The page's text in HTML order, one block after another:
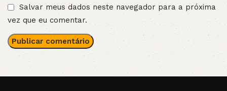
Salvar meus dados neste navegador para a próxima
vez que eu comentar.